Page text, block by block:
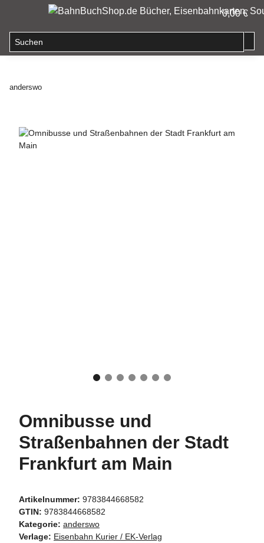
0,00 €
anderswo
Omnibusse und
Straßenbahnen der Stadt
Frankfurt am Main
Artikelnummer: 9783844668582
GTIN: 9783844668582
Kategorie: anderswo
Verlage: Eisenbahn Kurier / EK-Verlag